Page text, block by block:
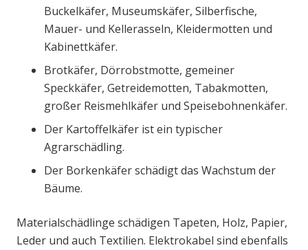
Buckelkäfer, Museumskäfer, Silberfische,
Mauer- und Kellerasseln, Kleidermotten und
Kabinettkäfer.
Brotkäfer, Dörrobstmotte, gemeiner
Speckkäfer, Getreidemotten, Tabakmotten,
großer Reismehlkäfer und Speisebohnenkäfer.
Der Kartoffelkäfer ist ein typischer
Agrarschädling.
Der Borkenkäfer schädigt das Wachstum der
Bäume.
Materialschädlinge schädigen Tapeten, Holz, Papier,
Leder und auch Textilien. Elektrokabel sind ebenfalls